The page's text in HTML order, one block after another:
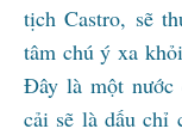
tịch Castro, sẽ
tâm chú ý xa
Đây là một nước
cải sẽ là dấu chỉ